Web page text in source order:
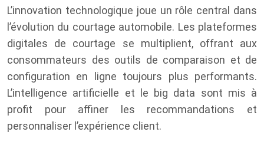
L’innovation technologique joue un rôle central dans
l’évolution du courtage automobile. Les plateformes
digitales de courtage se multiplient, offrant aux
consommateurs des outils de comparaison et de
configuration en ligne toujours plus performants.
L’intelligence artificielle et le big data sont mis à
profit pour affiner les recommandations et
personnaliser l’expérience client.